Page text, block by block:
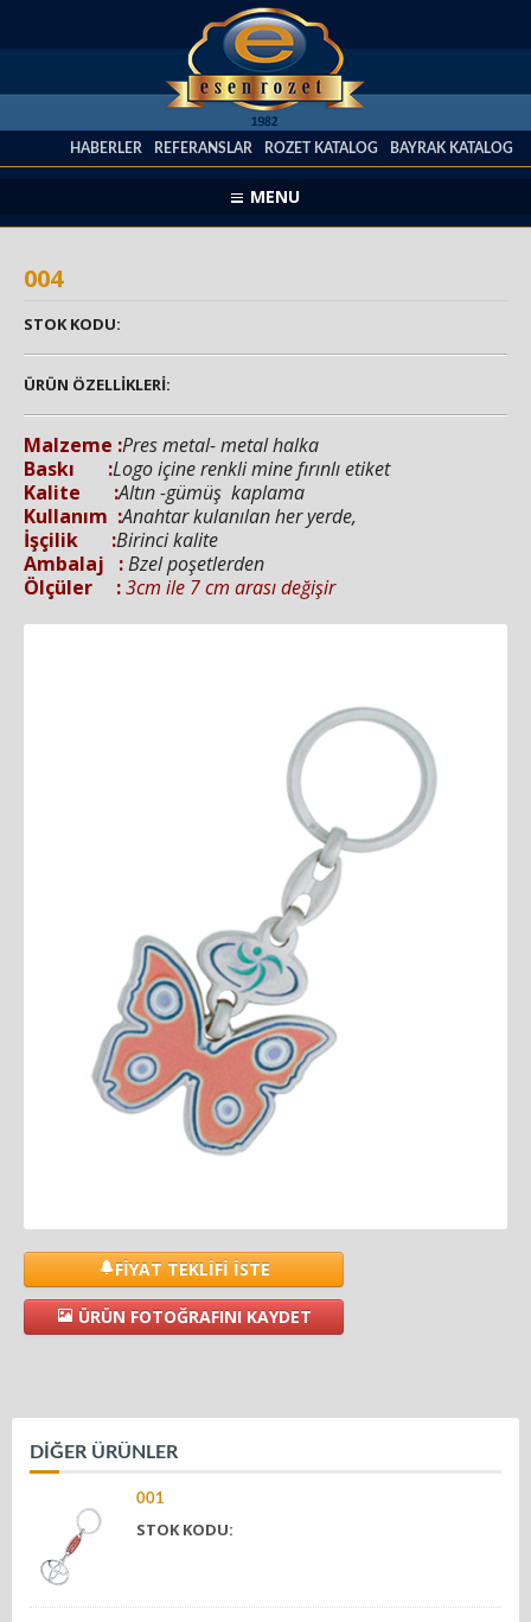
HABERLER REFERANSLAR ROZET KATALOG BAYRAK KATALOG
MENU
004
STOK KODU:
ÜRÜN ÖZELLİKLERİ:
Malzeme :Pres metal- metal halka
Baskı :Logo içine renkli mine fırınlı etiket
Kalite :Altın -gümüş kaplama
Kullanım :Anahtar kulanılan her yerde,
İşçilik :Birinci kalite
Ambalaj :Bzel poşetlerden
Ölçüler :3cm ile 7 cm arası değişir
FİYAT TEKLİFİ İSTE
ÜRÜN FOTOĞRAFINI KAYDET
DİĞER ÜRÜNLER
001
STOK KODU: